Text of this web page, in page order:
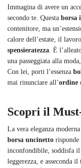
Immagina di avere un
secondo te. Questa borsa
contenitore, ma
calore dell’estate, il
spensieratezza. È
una passeggiata alla
Con lei, porti l’essenza
mai rinunciare all’ordine
Scopri il
La vera eleganza
borsa uncinetto risponde
inconfondibile, soddisfa
leggerezza, e asseconda il